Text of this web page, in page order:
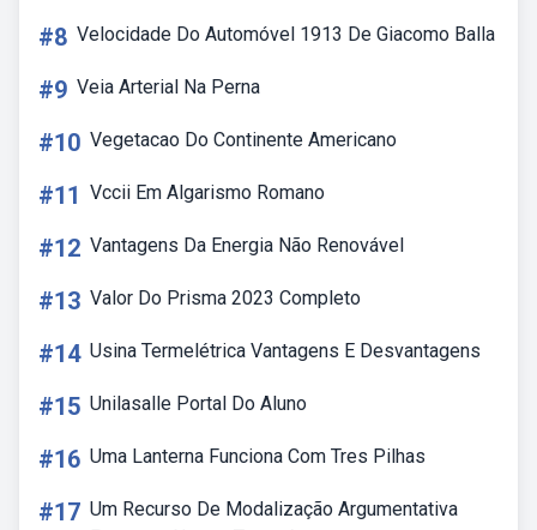
#8 Velocidade Do Automóvel 1913 De Giacomo Balla
#9 Veia Arterial Na Perna
#10 Vegetacao Do Continente Americano
#11 Vccii Em Algarismo Romano
#12 Vantagens Da Energia Não Renovável
#13 Valor Do Prisma 2023 Completo
#14 Usina Termelétrica Vantagens E Desvantagens
#15 Unilasalle Portal Do Aluno
#16 Uma Lanterna Funciona Com Tres Pilhas
#17 Um Recurso De Modalização Argumentativa